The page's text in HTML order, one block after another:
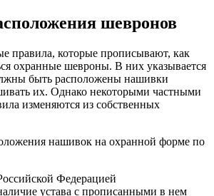
шевронов
правила, которые прописывают, как
охранные шевроны. В них указывается
быть расположены нашивки
их. Однако некоторыми частными
изменяются из собственных
нашивок на охранной форме по
Федерацией
устава с прописанными в нем